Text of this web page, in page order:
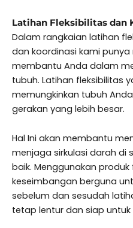
Latihan Fleksibilitas dan
Dalam rangkaian latihan
dan koordinasi kami
membantu Anda dalam
tubuh. Latihan fleksibilitas
memungkinkan tubuh
gerakan yang lebih besar.
Hal Ini akan membantu
menjaga sirkulasi darah di
baik. Menggunakan
keseimbangan berguna
sebelum dan sesudah
tetap lentur dan siap untuk